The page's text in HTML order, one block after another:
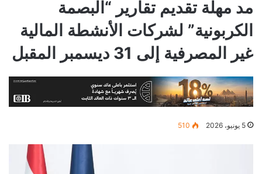
مد مهلة تقديم تقارير “البصمة
الكربونية” لشركات الأنشطة المالية
غير المصرفية إلى 31 ديسمبر المقبل
5 يونيو، 2026 510